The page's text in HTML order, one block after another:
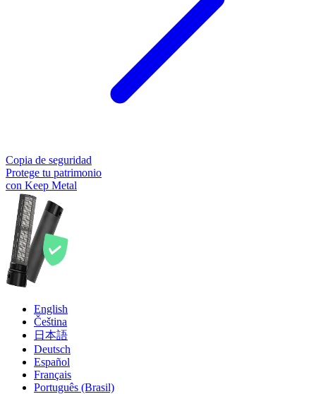
Copia de seguridad
Protege tu patrimonio
con Keep Metal
English
Čeština
日本語
Deutsch
Español
Français
Português (Brasil)